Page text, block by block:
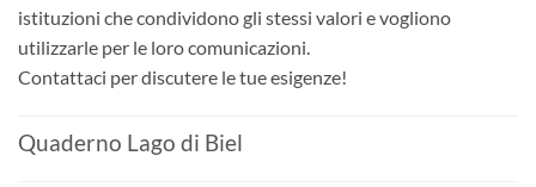
istituzioni che condividono gli stessi valori e vogliono
utilizzarle per le loro comunicazioni.
Contattaci per discutere le tue esigenze!
Quaderno Lago di Biel